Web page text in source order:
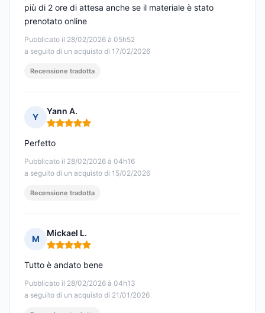
Pubblicato il 28/02/2026 à 05h52
a seguito di un acquisto di 17/02/2026
più di 2 ore di attesa anche se il materiale è stato
prenotato online
Recensione tradotta
Y
Yann A.
Nota: 5 su 5
Pubblicato il 28/02/2026 à 04h16
a seguito di un acquisto di 15/02/2026
Perfetto
Recensione tradotta
M
Mickael L.
Nota: 5 su 5
Pubblicato il 28/02/2026 à 04h13
a seguito di un acquisto di 21/01/2026
Tutto è andato bene